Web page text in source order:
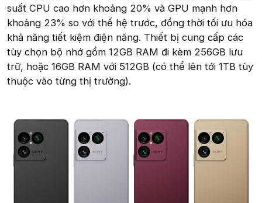
suất CPU cao hơn khoảng 20% và GPU mạnh hơn
khoảng 23% so với thế hệ trước, đồng thời tối ưu hóa
khả năng tiết kiệm điện năng. Thiết bị cung cấp các
tùy chọn bộ nhớ gồm 12GB RAM đi kèm 256GB lưu
trữ, hoặc 16GB RAM với 512GB (có thể lên tới 1TB tùy
thuộc vào từng thị trường).